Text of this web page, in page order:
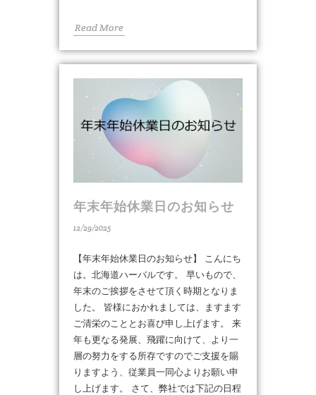
Read More
年末年始休業日のお知らせ
12/29/2025
【年末年始休業日のお知らせ】 こんにち
は。北海道ハーバルです。 早いもので、
年末のご挨拶をさせて頂く時期となりま
した。 皆様におかれましては、ますます
ご清栄のこととお喜び申し上げます。 来
年も更なる発展、飛躍に向けて、より一
層の努力をする所存ですのでご支援を賜
りますよう、従業員一同心よりお願い申
し上げます。 さて、弊社では下記の日程